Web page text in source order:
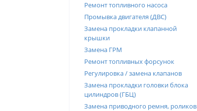
Ремонт топливного насоса
Промывка двигателя (ДВС)
Замена прокладки клапанной
крышки
Замена ГРМ
Ремонт топливных форсунок
Регулировка / замена клапанов
Замена прокладки головки блока
цилиндров (ГБЦ)
Замена приводного ремня, роликов